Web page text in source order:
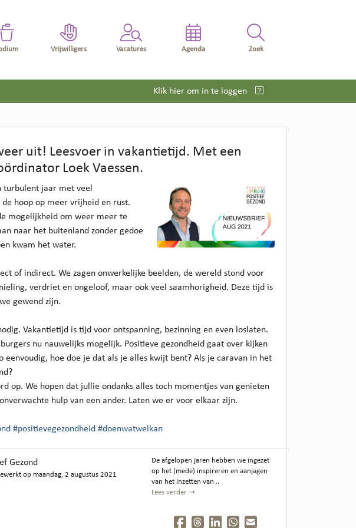
Vrijwilligers Vacatures Agenda Zoek
Klik hier om in te loggen
uit! Leesvoer in vakantietijd. Met een
Loek Vaessen.
turbulent jaar met veel
hoop op meer vrijheid en rust.
mogelijkheid om weer meer te
naar het buitenland zonder gedoe
kwam het water.
of indirect. We zagen onwerkelijke beelden, de wereld stond voor
verdriet en ongeloof, maar ook veel saamhorigheid. Deze tijd is
gewend zijn.
Vakantietijd is tijd voor ontspanning, bezinning en even loslaten.
nu nauwelijks mogelijk. Positieve gezondheid gaat over kijken
eenvoudig, hoe doe je dat als je alles kwijt bent? Als je caravan in het
op. We hopen dat jullie ondanks alles toch momentjes van genieten
hulp van een ander. Laten we er voor elkaar zijn.
#positievegezondheid #doenwatwelkan
Gezond
op maandag, 2 augustus 2021
De afgelopen jaren hebben we ingezet
op het (mede) inspireren en aanjagen
van het inzetten van ..
Lees verder ⇢